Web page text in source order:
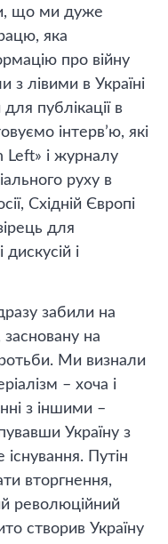
що ми дуже
яка
про війну
з лівими в Україні
публікації в
інтерв’ю, які
Left» і журналу
руху в
Східній Європі
для
і
забили на
засновану на
Ми визнали
– хоча і
з іншими –
Україну з
Путін
вторгнення,
революційний
створив Україну